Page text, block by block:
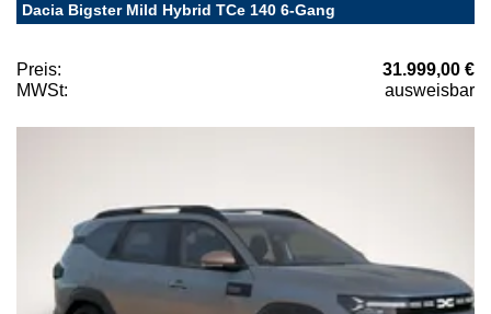
Dacia Bigster Mild Hybrid TCe 140 6-Gang
Preis:
31.999,00 €
MWSt:
ausweisbar